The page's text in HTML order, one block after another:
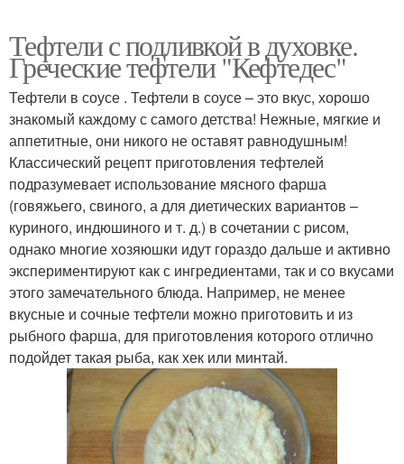
Тефтели с подливкой в духовке.
Греческие тефтели "Кефтедес"
Тефтели в соусе . Тефтели в соусе – это вкус, хорошо
знакомый каждому с самого детства! Нежные, мягкие и
аппетитные, они никого не оставят равнодушным!
Классический рецепт приготовления тефтелей
подразумевает использование мясного фарша
(говяжьего, свиного, а для диетических вариантов –
куриного, индюшиного и т. д.) в сочетании с рисом,
однако многие хозяюшки идут гораздо дальше и активно
экспериментируют как с ингредиентами, так и со вкусами
этого замечательного блюда. Например, не менее
вкусные и сочные тефтели можно приготовить и из
рыбного фарша, для приготовления которого отлично
подойдет такая рыба, как хек или минтай.